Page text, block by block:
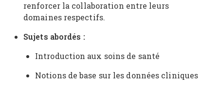
renforcer la collaboration entre leurs
domaines respectifs.
Sujets abordés :
Introduction aux soins de santé
Notions de base sur les données cliniques